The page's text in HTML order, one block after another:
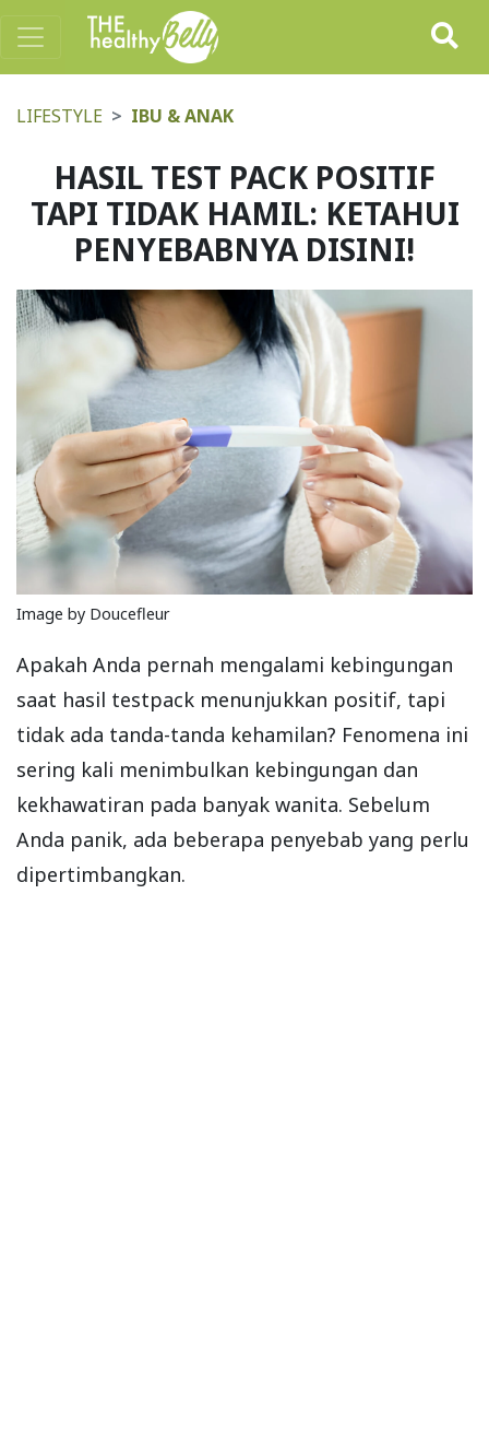
LIFESTYLE IBU & ANAK
HASIL TEST PACK POSITIF
TAPI TIDAK HAMIL: KETAHUI
PENYEBABNYA DISINI!
Image by Doucefleur
Apakah Anda pernah mengalami kebingungan
saat hasil testpack menunjukkan positif, tapi
tidak ada tanda-tanda kehamilan? Fenomena ini
sering kali menimbulkan kebingungan dan
kekhawatiran pada banyak wanita. Sebelum
Anda panik, ada beberapa penyebab yang perlu
dipertimbangkan.